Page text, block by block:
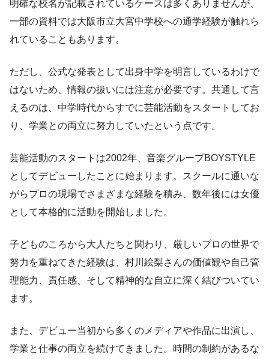
明確な校名が記載されているケースは多くありませんが、
一部の資料では大阪市立大宮中学校への通学経験が触れら
れていることもあります。
ただし、公式な発表として出身中学を明言しているわけで
はないため、情報の扱いには注意が必要です。共通して言
えるのは、中学時代からすでに芸能活動をスタートしてお
り、学業との両立に努力していたという点です。
芸能活動のスタートは2002年、音楽グループBOYSTYLE
としてデビューしたことに始まります。スクールに通いな
がらプロの現場でさまざまな経験を積み、数年後には女優
として本格的に活動を開始しました。
子どものころから大人たちと関わり、厳しいプロの世界で
努力を重ねてきた経験は、村川絵梨さんの価値観や自己管
理能力、責任感、そして精神的な自立に深く結びついてい
ます。
また、デビュー当初から多くのメディアや作品に出演し、
学業と仕事の両立を続けてきました。時間の制約があるな